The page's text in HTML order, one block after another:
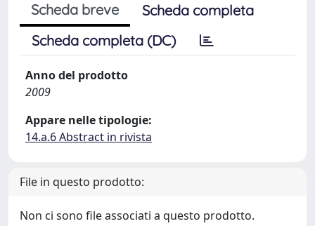
Scheda breve
Scheda completa
Scheda completa (DC)
Anno del prodotto
2009
Appare nelle tipologie:
14.a.6 Abstract in rivista
File in questo prodotto:
Non ci sono file associati a questo prodotto.